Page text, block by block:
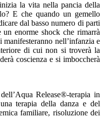
la vita nella pancia della
E che quando un gemello
dal basso numero di parti
enorme shock che rimarrà
nell’infanzia e
di cui non si troverà la
coscienza e si imboccherà
Release®-terapia in
terapia della danza e del
familiare, risoluzione dei